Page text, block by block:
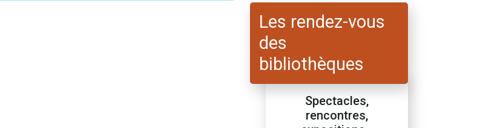
Les rendez-vous
des
bibliothèques
Spectacles,
rencontres,